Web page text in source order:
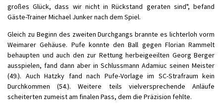
großes Glück, dass wir nicht in Rückstand geraten sind", befand
Gäste-Trainer Michael Junker nach dem Spiel.
Gleich zu Beginn des zweiten Durchgangs brannte es lichterloh vorm
Weimarer Gehäuse. Pufe konnte den Ball gegen Florian Rammelt
behaupten und auch den zur Rettung herbeigeeilten Georg Berger
ausspielen, fand dann aber in Schlussmann Adamiuc seinen Meister
(49.). Auch Hatzky fand nach Pufe-Vorlage im SC-Strafraum kein
Durchkommen (54.). Weitere teils vielversprechende Anläufe
scheiterten zumeist am finalen Pass, dem die Präzision fehlte.